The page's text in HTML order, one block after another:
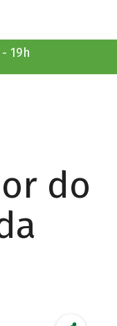
19h
do